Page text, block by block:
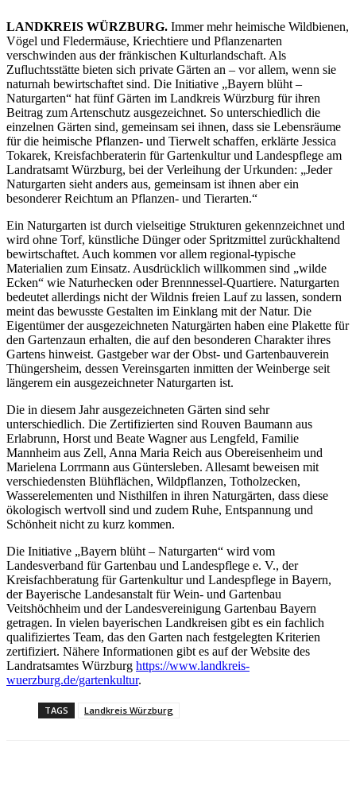
LANDKREIS WÜRZBURG. Immer mehr heimische Wildbienen,
Vögel und Fledermäuse, Kriechtiere und Pflanzenarten
verschwinden aus der fränkischen Kulturlandschaft. Als
Zufluchtsstätte bieten sich private Gärten an – vor allem, wenn sie
naturnah bewirtschaftet sind. Die Initiative „Bayern blüht –
Naturgarten“ hat fünf Gärten im Landkreis Würzburg für ihren
Beitrag zum Artenschutz ausgezeichnet. So unterschiedlich die
einzelnen Gärten sind, gemeinsam sei ihnen, dass sie Lebensräume
für die heimische Pflanzen- und Tierwelt schaffen, erklärte Jessica
Tokarek, Kreisfachberaterin für Gartenkultur und Landespflege am
Landratsamt Würzburg, bei der Verleihung der Urkunden: „Jeder
Naturgarten sieht anders aus, gemeinsam ist ihnen aber ein
besonderer Reichtum an Pflanzen- und Tierarten.“
Ein Naturgarten ist durch vielseitige Strukturen gekennzeichnet und
wird ohne Torf, künstliche Dünger oder Spritzmittel zurückhaltend
bewirtschaftet. Auch kommen vor allem regional-typische
Materialien zum Einsatz. Ausdrücklich willkommen sind „wilde
Ecken“ wie Naturhecken oder Brennnessel-Quartiere. Naturgarten
bedeutet allerdings nicht der Wildnis freien Lauf zu lassen, sondern
meint das bewusste Gestalten im Einklang mit der Natur. Die
Eigentümer der ausgezeichneten Naturgärten haben eine Plakette für
den Gartenzaun erhalten, die auf den besonderen Charakter ihres
Gartens hinweist. Gastgeber war der Obst- und Gartenbauverein
Thüngersheim, dessen Vereinsgarten inmitten der Weinberge seit
längerem ein ausgezeichneter Naturgarten ist.
Die in diesem Jahr ausgezeichneten Gärten sind sehr
unterschiedlich. Die Zertifizierten sind Rouven Baumann aus
Erlabrunn, Horst und Beate Wagner aus Lengfeld, Familie
Mannheim aus Zell, Anna Maria Reich aus Obereisenheim und
Marielena Lorrmann aus Güntersleben. Allesamt beweisen mit
verschiedensten Blühflächen, Wildpflanzen, Totholzecken,
Wasserelementen und Nisthilfen in ihren Naturgärten, dass diese
ökologisch wertvoll sind und zudem Ruhe, Entspannung und
Schönheit nicht zu kurz kommen.
Die Initiative „Bayern blüht – Naturgarten“ wird vom
Landesverband für Gartenbau und Landespflege e. V., der
Kreisfachberatung für Gartenkultur und Landespflege in Bayern,
der Bayerische Landesanstalt für Wein- und Gartenbau
Veitshöchheim und der Landesvereinigung Gartenbau Bayern
getragen. In vielen bayerischen Landkreisen gibt es ein fachlich
qualifiziertes Team, das den Garten nach festgelegten Kriterien
zertifiziert. Nähere Informationen gibt es auf der Website des
Landratsamtes Würzburg https://www.landkreis-
wuerzburg.de/gartenkultur.
TAGS Landkreis Würzburg